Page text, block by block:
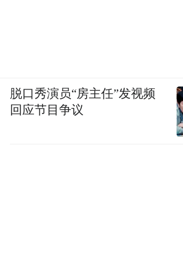
脱口秀演员“房主任”发视频
回应节目争议